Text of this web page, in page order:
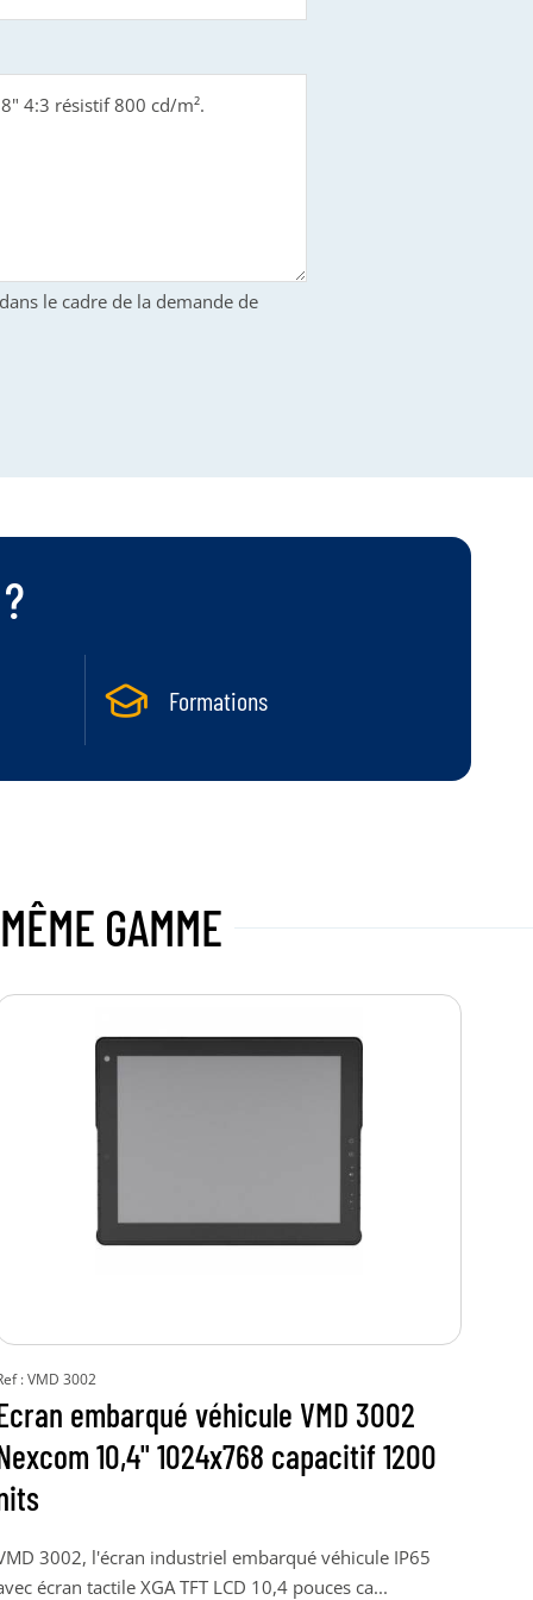
le cadre de la demande de
Formations
GAMME
: VMD 3002
embarqué véhicule VMD 3002
10,4" 1024x768 capacitif 1200
3002, l'écran industriel embarqué véhicule IP65
écran tactile XGA TFT LCD 10,4 pouces ca...